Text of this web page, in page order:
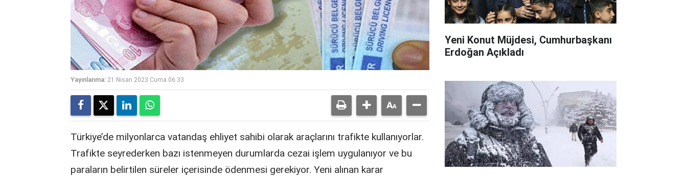
Yayınlanma: 21 Nisan 2023 Cuma 06:33
Türkiye’de milyonlarca vatandaş ehliyet sahibi olarak araçlarını trafikte kullanıyorlar.
Trafikte seyrederken bazı istenmeyen durumlarda cezai işlem uygulanıyor ve bu
paraların belirtilen süreler içerisinde ödenmesi gerekiyor. Yeni alınan karar
Yeni Konut Müjdesi, Cumhurbaşkanı
Erdoğan Açıkladı